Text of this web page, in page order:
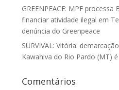
GREENPEACE: MPF
financiar atividade ilegal em
denúncia do Greenpeace
SURVIVAL: Vitória:
Kawahiva do Rio Pardo (MT)
Comentários